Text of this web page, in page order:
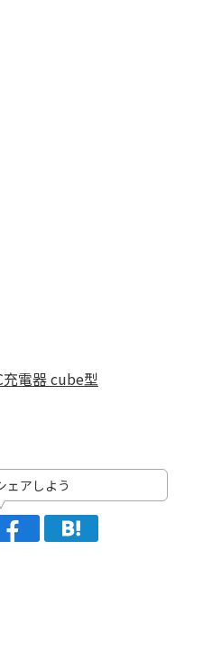
充電器 cube型
ェアしよう